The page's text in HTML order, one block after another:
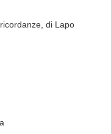
di Lapo